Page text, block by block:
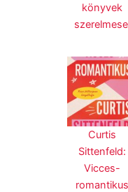
könyvek
Curtis
Sittenfeld:
Vicces-
romantikus